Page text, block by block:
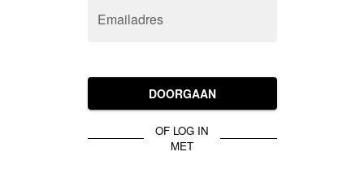
Emailadres
DOORGAAN
OF LOG IN
MET